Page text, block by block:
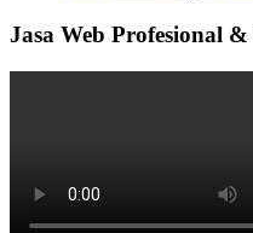
Jasa Web Profesional